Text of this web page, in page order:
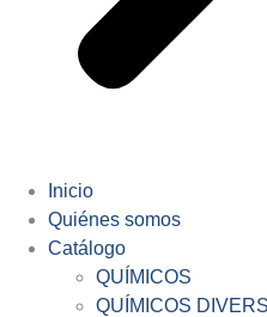
Inicio
Quiénes somos
Catálogo
QUÍMICOS
QUÍMICOS